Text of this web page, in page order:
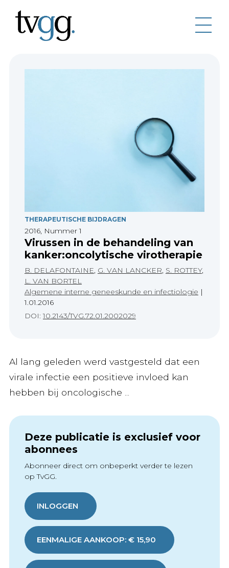
THERAPEUTISCHE BIJDRAGEN
2016, Nummer 1
Virussen in de behandeling van
kanker:oncolytische virotherapie
B. DELAFONTAINE, G. VAN LANCKER, S. ROTTEY,
L. VAN BORTEL
Algemene interne geneeskunde en infectiologie |
1.01.2016
DOI:10.2143/TVG.72.01.2002029
Al lang geleden werd vastgesteld dat een
virale infectie een positieve invloed kan
hebben bij oncologische ...
Deze publicatie is exclusief voor
abonnees
Abonneer direct om onbeperkt verder te lezen
op TvGG.
INLOGGEN
EENMALIGE AANKOOP: € 15,90